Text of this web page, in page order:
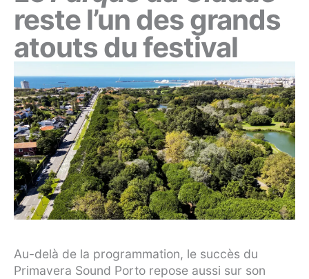
reste l’un des grands
atouts du festival
Au-delà de la programmation, le succès du
Primavera Sound Porto repose aussi sur son